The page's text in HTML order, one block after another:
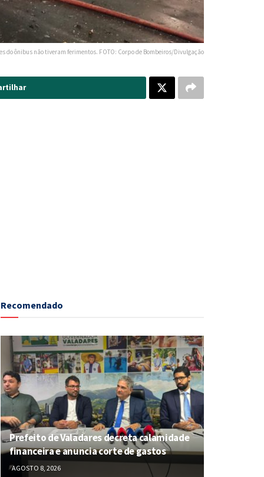
do ônibus não tiveram ferimentos. FOTO: Corpo de Bombeiros/Divulgação
Recomendado
Prefeito de Valadares decreta calamidade
financeira e anuncia corte de gastos
AGOSTO 8, 2026